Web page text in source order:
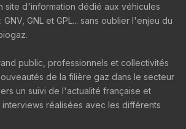
site d'information dédié aux véhicules
GNL et GPL... sans oublier l'enjeu du
public, professionnels et collectivités
de la filière gaz dans le secteur
un suivi de l'actualité française et
réalisées avec les différents